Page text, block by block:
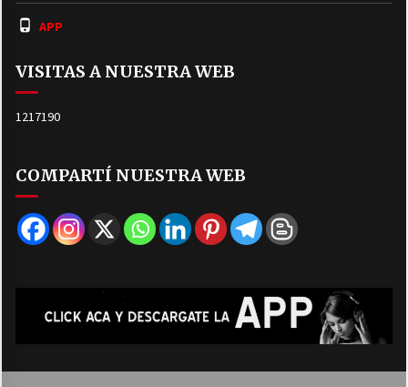
APP
VISITAS A NUESTRA WEB
1217190
COMPARTÍ NUESTRA WEB